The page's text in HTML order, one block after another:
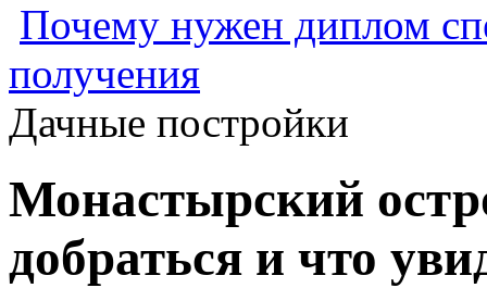
Почему нужен диплом
получения
Дачные постройки
Монастырский
добраться и что